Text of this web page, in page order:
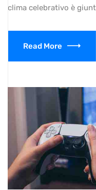
clima celebrativo è
Read More